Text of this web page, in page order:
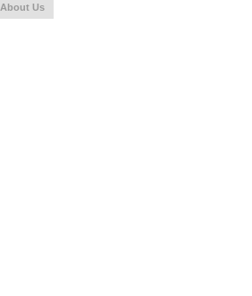
About Us